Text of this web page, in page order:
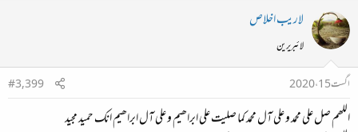
لاريب اخلاص
لائبریرین
اگست 15، 2020
#3,399
اللھم صل علی محمد و علی آل محمد کما صلیت علی ابراھیم و علی آل ابراھیم انك حمید مجید